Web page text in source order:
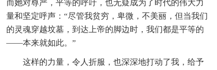
而她对尊严，平等的呼吁，也无疑成为了时代的伟大力
量和坚定呼声：“尽管我贫穷，卑微，不美丽，但当我们
的灵魂穿越坟墓，到达上帝的脚边时，我们都是平等的
——本来就如此。”
这样的力量，令人折服，也深深地打动了我，给予